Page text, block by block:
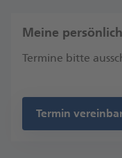
Meine
Termine bitte
Termin